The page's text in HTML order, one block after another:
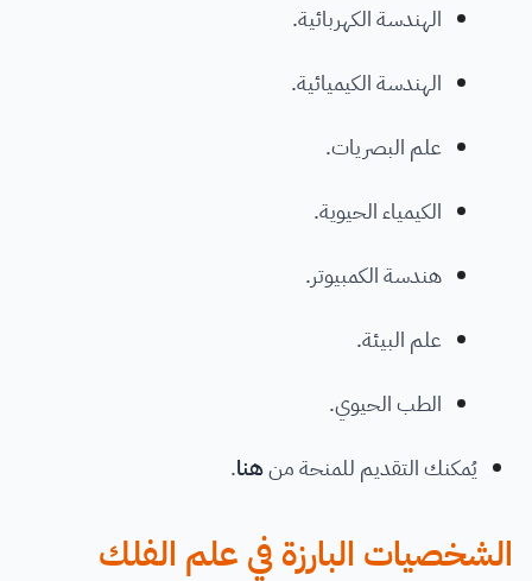
الهندسة الكهربائية.
الهندسة الكيميائية.
علم البصريات.
الكيمياء الحيوية.
هندسة الكمبيوتر.
علم البيئة.
الطب الحيوي.
يُمكنك التقديم للمنحة منهنا.
الشخصيات البارزة في علم الفلك